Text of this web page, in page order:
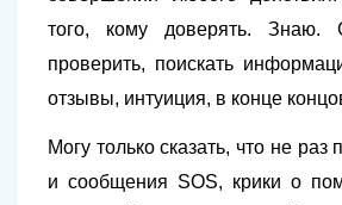
того, кому доверять.
проверить, поискать
отзывы, интуиция, в конце
Могу только сказать, что не раз
и сообщения SOS, крики о